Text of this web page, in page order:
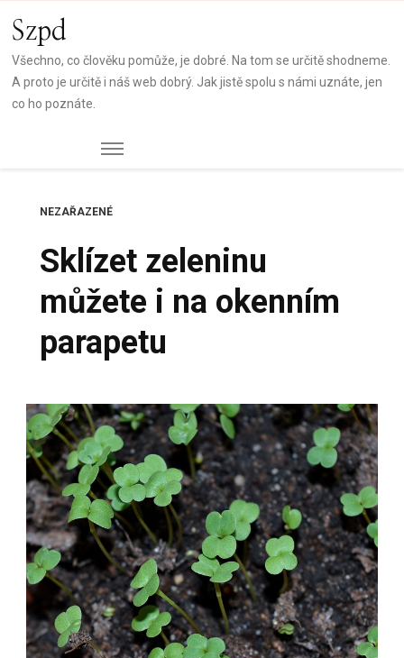
Szpd
Všechno, co člověku pomůže, je dobré. Na tom se určitě shodneme.
A proto je určitě i náš web dobrý. Jak jistě spolu s námi uznáte, jen
co ho poznáte.
NEZAŘAZENÉ
Sklízet zeleninu
můžete i na okenním
parapetu